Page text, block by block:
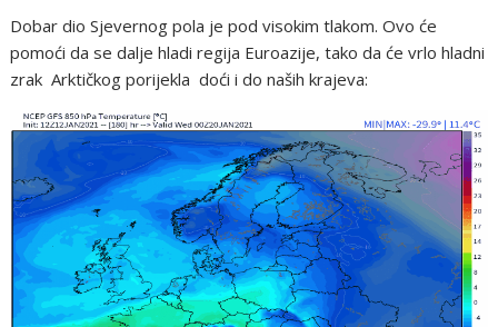
Dobar dio Sjevernog pola je pod visokim tlakom. Ovo će
pomoći da se dalje hladi regija Euroazije, tako da će vrlo hladni
zrak Arktičkog porijekla doći i do naših krajeva: